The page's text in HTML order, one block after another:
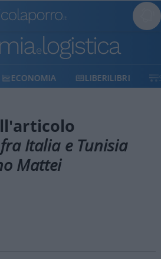
ECONOMIA LIBERILIBRI
Italia e Tunisia
Mattei